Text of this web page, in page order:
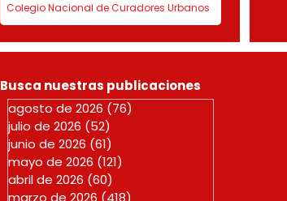
Colegio Nacional de Curadores Urbanos
Busca nuestras publicaciones
agosto de 2026 (76)
julio de 2026 (52)
junio de 2026 (61)
mayo de 2026 (121)
abril de 2026 (60)